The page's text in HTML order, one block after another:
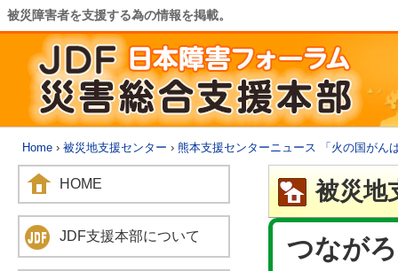
被災障害者を支援する為の情報を掲載。
Home › 被災地支援センター › 熊本支援センターニュース 「火の国がん
被災地
つなが
HOME
JDF支援本部について